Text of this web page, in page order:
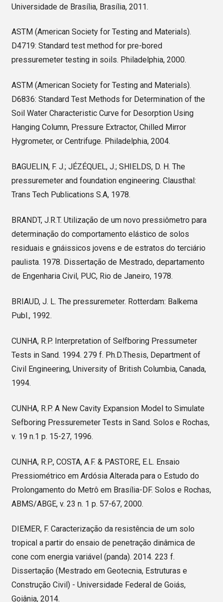
Universidade de Brasília, Brasília, 2011.
ASTM (American Society for Testing and Materials).
D4719: Standard test method for pre-bored
pressuremeter testing in soils. Philadelphia, 2000.
ASTM (American Society for Testing and Materials).
D6836: Standard Test Methods for Determination of the
Soil Water Characteristic Curve for Desorption Using
Hanging Column, Pressure Extractor, Chilled Mirror
Hygrometer, or Centrifuge. Philadelphia, 2004.
BAGUELIN, F. J.; JÉZÉQUEL, J.; SHIELDS, D. H. The
pressuremeter and foundation engineering. Clausthal:
Trans Tech Publications S.A, 1978.
BRANDT, J.R.T. Utilização de um novo pressiômetro para
determinação do comportamento elástico de solos
residuais e gnáissicos jovens e de estratos do terciário
paulista. 1978. Dissertação de Mestrado, departamento
de Engenharia Civil, PUC, Rio de Janeiro, 1978.
BRIAUD, J. L. The pressuremeter. Rotterdam: Balkema
Publ., 1992.
CUNHA, R.P. Interpretation of Selfboring Pressumeter
Tests in Sand. 1994. 279 f. Ph.D.Thesis, Department of
Civil Engineering, University of British Columbia, Canada,
1994.
CUNHA, R.P. A New Cavity Expansion Model to Simulate
Sefboring Pressuremeter Tests in Sand. Solos e Rochas,
v. 19 n.1 p. 15-27, 1996.
CUNHA, R.P., COSTA, A.F. & PASTORE, E.L. Ensaio
Pressiométrico em Ardósia Alterada para o Estudo do
Prolongamento do Metrô em Brasília-DF. Solos e Rochas,
ABMS/ABGE, v. 23 n. 1 p. 57-67, 2000.
DIEMER, F. Caracterização da resistência de um solo
tropical a partir do ensaio de penetração dinâmica de
cone com energia variável (panda). 2014. 223 f.
Dissertação (Mestrado em Geotecnia, Estruturas e
Construção Civil) - Universidade Federal de Goiás,
Goiânia, 2014.